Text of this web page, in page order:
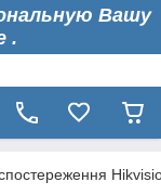
Вашу
.